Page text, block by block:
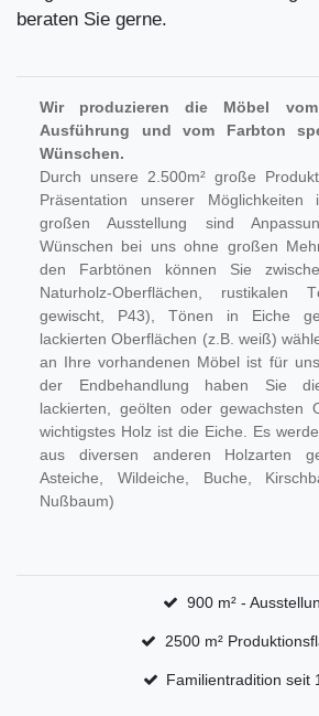
beraten Sie gerne.
Wir produzieren die Möbel
Ausführung und vom Farbton
Wünschen.
Durch unsere 2.500m² große
Präsentation unserer
großen Ausstellung sind
Wünschen bei uns ohne großen
den Farbtönen können Sie
Naturholz-Oberflächen, rustikalen
gewischt, P43), Tönen in Eiche
lackierten Oberflächen (z.B. weiß)
an Ihre vorhandenen Möbel ist für
der Endbehandlung haben Sie
lackierten, geölten oder gewachsten
wichtigstes Holz ist die Eiche. Es
aus diversen anderen Holzarten
Asteiche, Wildeiche, Buche,
Nußbaum)
900 m² -
2500 m²
Familientradition seit